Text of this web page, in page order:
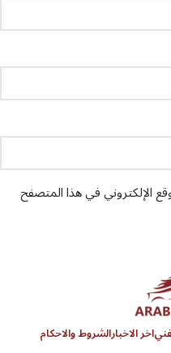
الإلكتروني في هذا المتصفح
اخر الاخبارالشروط والاحكام